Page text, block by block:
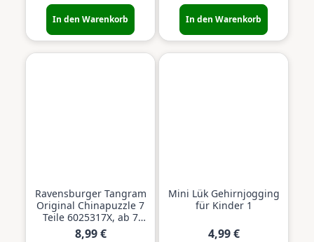
In den Warenkorb In den Warenkorb
Ravensburger Tangram
Original Chinapuzzle 7
Teile 6025317X, ab 7
Jahren
8,99 €
Mini Lük Gehirnjogging
für Kinder 1
4,99 €